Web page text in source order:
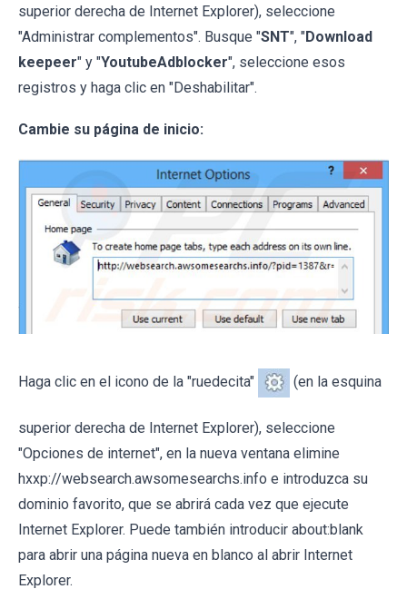
superior derecha de Internet Explorer), seleccione
"Administrar complementos". Busque "SNT", "Download
keepeer" y "YoutubeAdblocker", seleccione esos
registros y haga clic en "Deshabilitar".
Cambie su página de inicio:
Haga clic en el icono de la "ruedecita" (en la esquina
superior derecha de Internet Explorer), seleccione
"Opciones de internet", en la nueva ventana elimine
hxxp://websearch.awsomesearchs.info e introduzca su
dominio favorito, que se abrirá cada vez que ejecute
Internet Explorer. Puede también introducir about:blank
para abrir una página nueva en blanco al abrir Internet
Explorer.